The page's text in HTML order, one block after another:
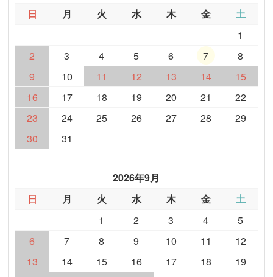
日
月 火 水 木 金
土
1
2
3 4 5 6 7
8
9
10 11 12 13 14
15
16
17 18 19 20 21
22
23
24 25 26 27 28
29
30
31
2026年9月
日
月 火 水 木 金
土
1
2 3 4
5
6
7 8 9 10 11
12
13
14 15 16 17 18
19